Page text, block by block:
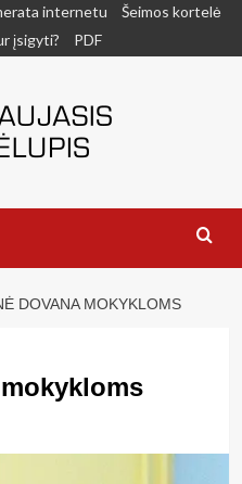
internetu
Šeimos kortelė
įsigyti? PDF
DOVANA MOKYKLOMS